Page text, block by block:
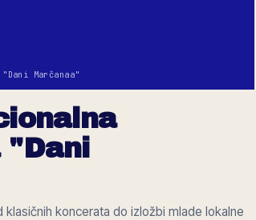
Marčanaa"
"Dani
klasičnih koncerata do izložbi mlade lokalne